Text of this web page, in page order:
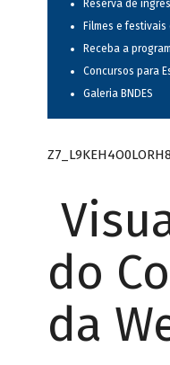
Reserva de
Filmes e festivais
Receba a
Concursos para
Galeria BNDES
do
da